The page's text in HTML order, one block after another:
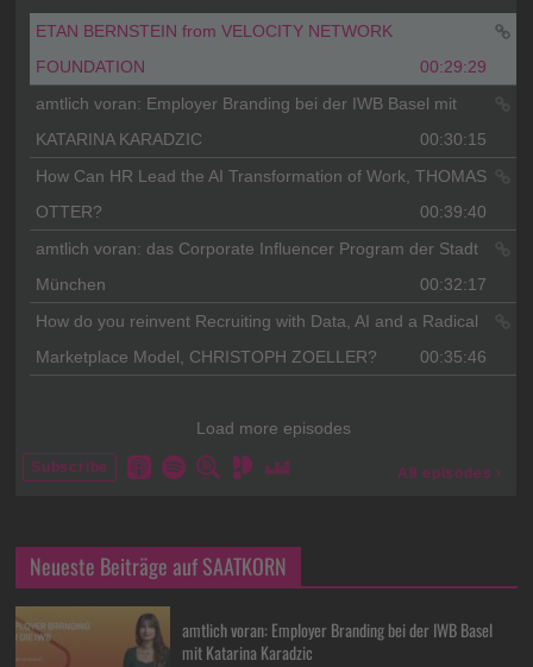
Neueste Beiträge auf SAATKORN
amtlich voran: Employer Branding bei der IWB Basel
mit Katarina Karadzic